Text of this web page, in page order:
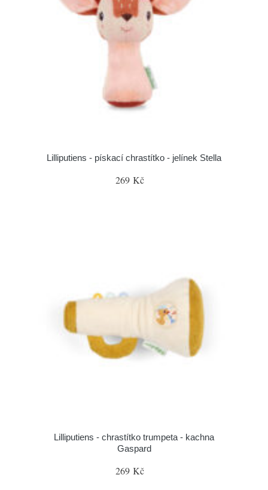
Lilliputiens - pískací chrastítko - jelínek Stella
269 Kč
Lilliputiens - chrastítko trumpeta - kachna
Gaspard
269 Kč